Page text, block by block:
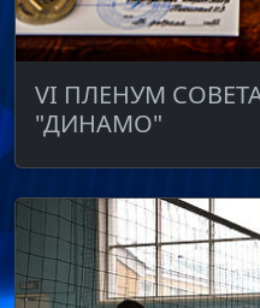
VI ПЛЕНУМ
"ДИНАМО"